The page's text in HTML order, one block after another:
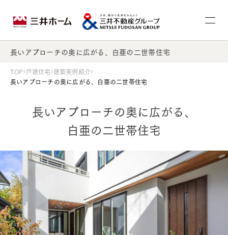
長いアプローチの奥に広がる、白亜の二世帯住宅
TOP 戸建住宅 建築実例紹介
長いアプローチの奥に広がる、白亜の二世帯住宅
長いアプローチの奥に広がる、
白亜の二世帯住宅